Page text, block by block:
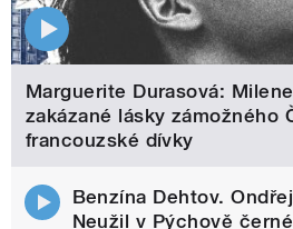
Marguerite Durasová:
zakázané lásky zámožného
francouzské dívky
Benzína Dehtov.
Neužil v Pýchově